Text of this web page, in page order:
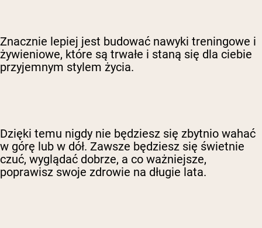
Znacznie lepiej jest budować nawyki treningowe i
żywieniowe, które są trwałe i staną się dla ciebie
przyjemnym stylem życia.
Dzięki temu nigdy nie będziesz się zbytnio wahać
w górę lub w dół. Zawsze będziesz się świetnie
czuć, wyglądać dobrze, a co ważniejsze,
poprawisz swoje zdrowie na długie lata.